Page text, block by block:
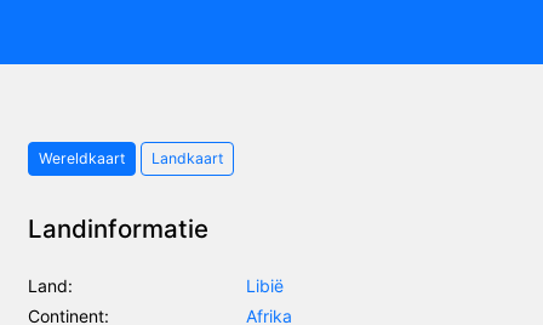
Wereldkaart Landkaart
Landinformatie
Land:
Libië
Continent:
Afrika